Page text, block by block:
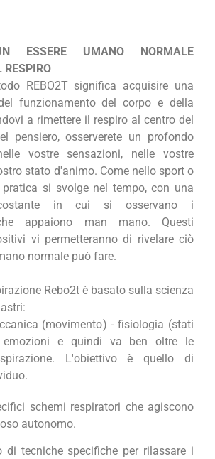
ESSERE UMANO NORMALE
RESPIRO
REBO2T significa acquisire una
funzionamento del corpo e della
a rimettere il respiro al centro del
pensiero, osserverete un profondo
vostre sensazioni, nelle vostre
stato d'animo. Come nello sport o
pratica si svolge nel tempo, con una
costante in cui si osservano i
appaiono man mano. Questi
vi permetteranno di rivelare ciò
normale può fare.
Rebo2t è basato sulla scienza
(movimento) - fisiologia (stati
emozioni e quindi va ben oltre le
L'obiettivo è quello di
schemi respiratori che agiscono
autonomo.
di tecniche specifiche per rilassare i